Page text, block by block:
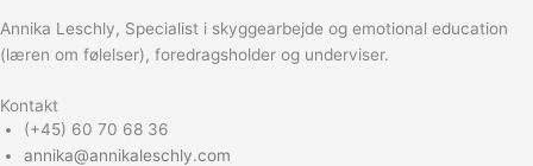
Annika Leschly, Specialist i skyggearbejde og emotional education
(læren om følelser), foredragsholder og underviser.
Kontakt
(+45) 60 70 68 36
annika@annikaleschly.com